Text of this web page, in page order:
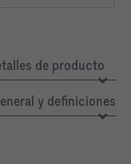
de producto
y definiciones